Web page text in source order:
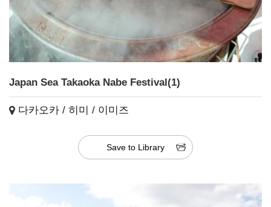
Japan Sea Takaoka Nabe Festival(1)
다카오카 / 히미 / 이미즈
Save to Library